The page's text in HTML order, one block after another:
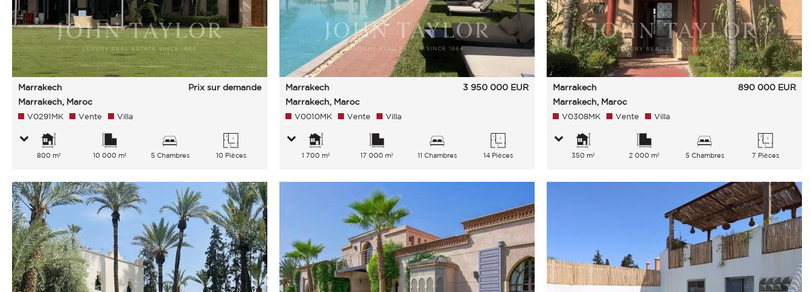
Marrakech
Marrakech, Maroc
Prix sur demande
V0291MK Vente Villa
800 m² 10 000 m² 5 Chambres 10 Pièces
Marrakech
Marrakech, Maroc
3 950 000 EUR
V0010MK Vente Villa
1 700 m² 17 000 m² 11 Chambres 14 Pièces
Marrakech
Marrakech, Maroc
890 000 EUR
V0308MK Vente Villa
350 m² 2 000 m² 5 Chambres 7 Pièces